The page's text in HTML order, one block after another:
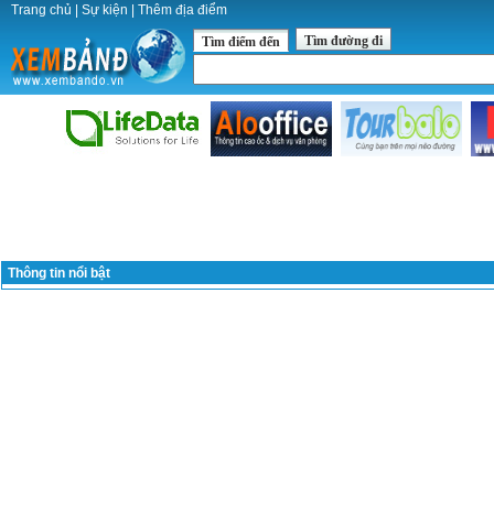
Trang chủ Sự kiện Thêm địa điểm
Tìm điểm đến Tìm đường đi
Thông tin nổi bật